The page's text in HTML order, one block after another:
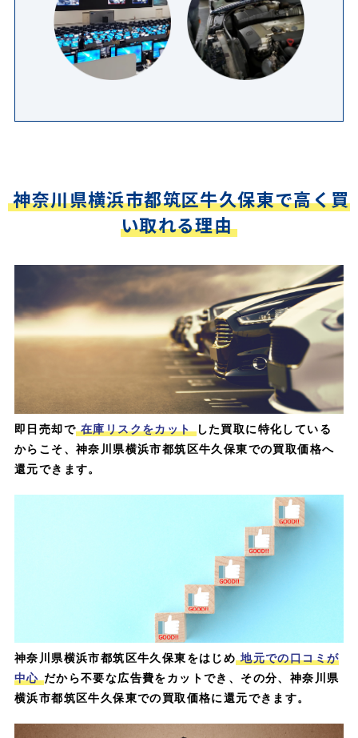
神奈川県横浜市都筑区牛久保東で高く買
い取れる理由
即日売却で 在庫リスクをカット した買取に特化している
からこそ、神奈川県横浜市都筑区牛久保東での買取価格へ
還元できます。
神奈川県横浜市都筑区牛久保東をはじめ 地元での口コミが
中心 だから不要な広告費をカットでき、その分、神奈川県
横浜市都筑区牛久保東での買取価格に還元できます。